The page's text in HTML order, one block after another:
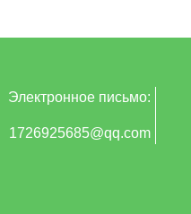
Электронное письмо:
1726925685@qq.com